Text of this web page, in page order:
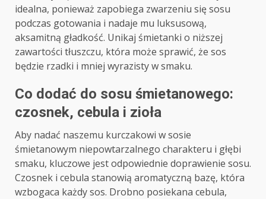
idealna, ponieważ zapobiega zwarzeniu się sosu
podczas gotowania i nadaje mu luksusową,
aksamitną gładkość. Unikaj śmietanki o niższej
zawartości tłuszczu, która może sprawić, że sos
będzie rzadki i mniej wyrazisty w smaku.
Co dodać do sosu śmietanowego:
czosnek, cebula i zioła
Aby nadać naszemu kurczakowi w sosie
śmietanowym niepowtarzalnego charakteru i głębi
smaku, kluczowe jest odpowiednie doprawienie sosu.
Czosnek i cebula stanowią aromatyczną bazę, która
wzbogaca każdy sos. Drobno posiekana cebula,